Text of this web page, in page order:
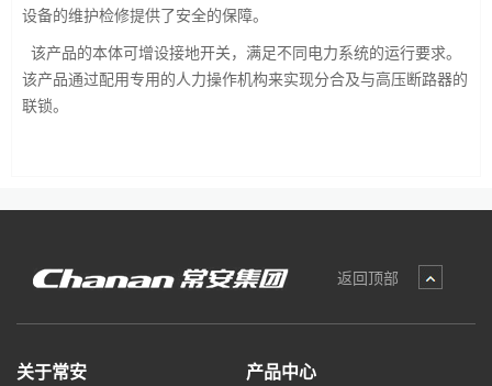
设备的维护检修提供了安全的保障。
该产品的本体可增设接地开关，满足不同电力系统的运行要求。
该产品通过配用专用的人力操作机构来实现分合及与高压断路器的
联锁。
返回顶部
关于常安 产品中心